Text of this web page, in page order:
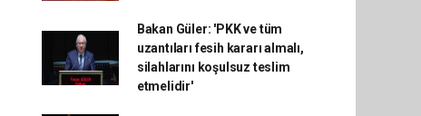
Bakan Güler: 'PKK ve tüm
uzantıları fesih kararı almalı,
silahlarını koşulsuz teslim
etmelidir'